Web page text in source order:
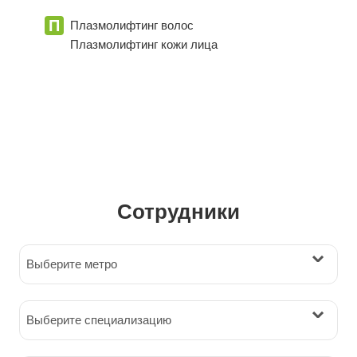
П
Плазмолифтинг волос
Плазмолифтинг кожи лица
Сотрудники
Выберите метро
Выберите специализацию